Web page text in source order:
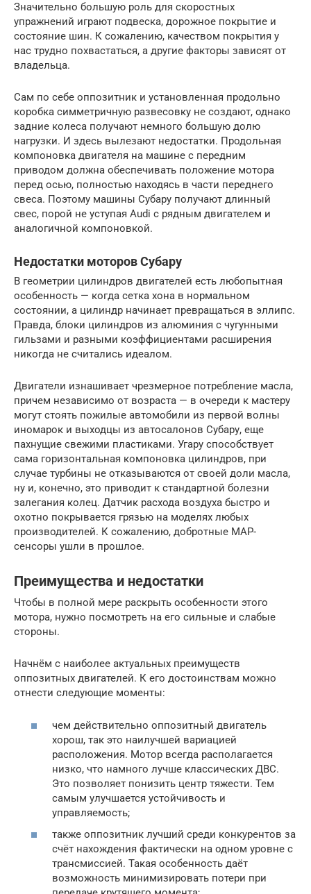
Значительно большую роль для скоростных
упражнений играют подвеска, дорожное покрытие и
состояние шин. К сожалению, качеством покрытия у
нас трудно похвастаться, а другие факторы зависят от
владельца.
Сам по себе оппозитник и установленная продольно
коробка симметричную развесовку не создают, однако
задние колеса получают немного большую долю
нагрузки. И здесь вылезают недостатки. Продольная
компоновка двигателя на машине с передним
приводом должна обеспечивать положение мотора
перед осью, полностью находясь в части переднего
свеса. Поэтому машины Субару получают длинный
свес, порой не уступая Audi с рядным двигателем и
аналогичной компоновкой.
Недостатки моторов Субару
В геометрии цилиндров двигателей есть любопытная
особенность — когда сетка хона в нормальном
состоянии, а цилиндр начинает превращаться в эллипс.
Правда, блоки цилиндров из алюминия с чугунными
гильзами и разными коэффициентами расширения
никогда не считались идеалом.
Двигатели изнашивает чрезмерное потребление масла,
причем независимо от возраста — в очереди к мастеру
могут стоять пожилые автомобили из первой волны
иномарок и выходцы из автосалонов Субару, еще
пахнущие свежими пластиками. Угару способствует
сама горизонтальная компоновка цилиндров, при
случае турбины не отказываются от своей доли масла,
ну и, конечно, это приводит к стандартной болезни
залегания колец. Датчик расхода воздуха быстро и
охотно покрывается грязью на моделях любых
производителей. К сожалению, добротные MAP-
сенсоры ушли в прошлое.
Преимущества и недостатки
Чтобы в полной мере раскрыть особенности этого
мотора, нужно посмотреть на его сильные и слабые
стороны.
Начнём с наиболее актуальных преимуществ
оппозитных двигателей. К его достоинствам можно
отнести следующие моменты:
чем действительно оппозитный двигатель
хорош, так это наилучшей вариацией
расположения. Мотор всегда располагается
низко, что намного лучше классических ДВС.
Это позволяет понизить центр тяжести. Тем
самым улучшается устойчивость и
управляемость;
также оппозитник лучший среди конкурентов за
счёт нахождения фактически на одном уровне с
трансмиссией. Такая особенность даёт
возможность минимизировать потери при